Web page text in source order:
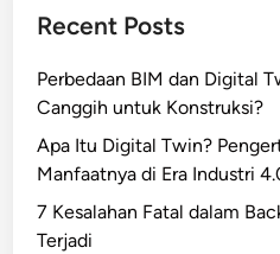
Recent Posts
Perbedaan BIM dan Digital
Canggih untuk Konstruksi?
Apa Itu Digital Twin?
Manfaatnya di Era Industri
7 Kesalahan Fatal dalam
Terjadi